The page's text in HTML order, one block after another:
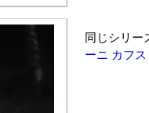
同じシリー
ーニ カフス